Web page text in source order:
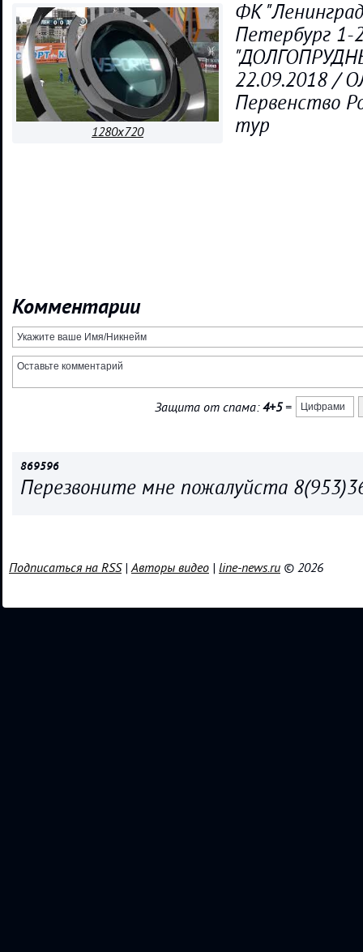
1280x720
ФК
Петербург
22.09.2018 /
Первенство
тур
Комментарии
Защита от спама:4+5=
869596
Перезвоните мне пожалуйста
Подписаться на RSS|Авторы видео | line-news.ru © 2026